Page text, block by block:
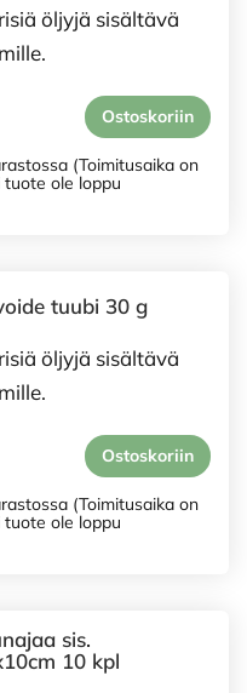
öljyjä sisältävä
Ostoskoriin
(Toimitusaika on
tuote ole loppu
tuubi 30 g
öljyjä sisältävä
Ostoskoriin
(Toimitusaika on
tuote ole loppu
sis.
10 kpl